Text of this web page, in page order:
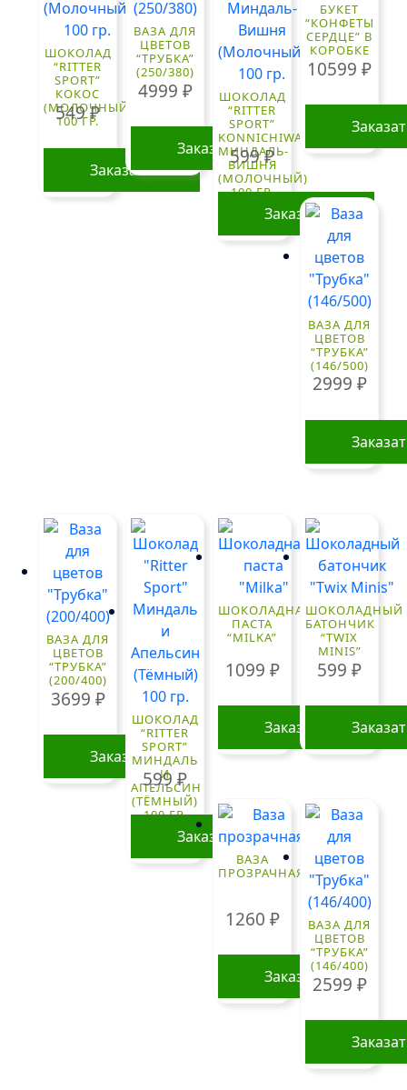
ШОКОЛАД
“RITTER
SPORT”
КОКОС
(МОЛОЧНЫЙ)
100 ГР.
549₽
Заказать
ВАЗА ДЛЯ
ЦВЕТОВ
“ТРУБКА”
(250/380)
4999 ₽
Заказать
ШОКОЛАД
“RITTER
SPORT”
KONNICHIWA
МИНДАЛЬ-
ВИШНЯ
(МОЛОЧНЫЙ)
100 ГР.
599₽
Заказать
БУКЕТ
“КОНФЕТЫ
СЕРДЦЕ” В
КОРОБКЕ
10599₽
ВАЗА ДЛЯ
ЦВЕТОВ
“ТРУБКА”
(146/500)
2999 ₽
ВАЗА ДЛЯ
ЦВЕТОВ
“ТРУБКА”
(200/400)
3699 ₽
Заказать
ШОКОЛАД
“RITTER
SPORT”
МИНДАЛЬ
И
АПЕЛЬСИН
(ТЁМНЫЙ)
100 ГР.
599₽
Заказать
ШОКОЛАДНАЯ
ПАСТА
“MILKA”
1099 ₽
Заказать
ШОКОЛАДНЫЙ
БАТОНЧИК
“TWIX
MINIS”
599₽
ВАЗА
ПРОЗРАЧНАЯ
1260 ₽
Заказать
ВАЗА ДЛЯ
ЦВЕТОВ
“ТРУБКА”
(146/400)
2599 ₽